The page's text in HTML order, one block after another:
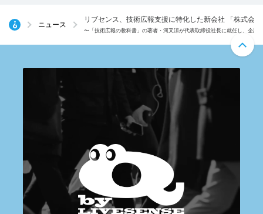
ニュース
リブセンス、技術広報支援に特化した新会社 「株式会
〜「技術広報の教科書」の著者・河又涼が代表取締役社長に就任し、企業